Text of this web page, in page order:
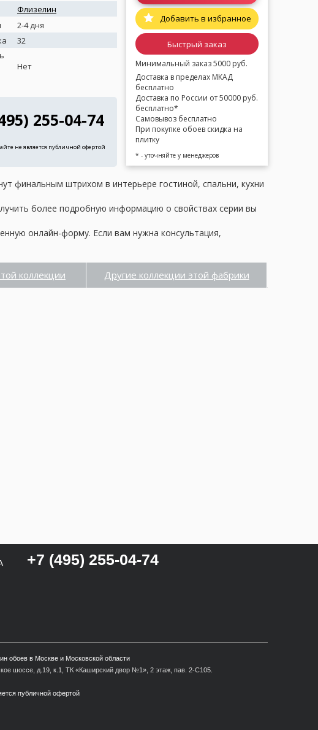
Флизелин
2-4 дня
32
Нет
255-04-74
не является публичной офертой
Добавить в избранное
Быстрый заказ
Минимальный заказ 5000 руб.
Доставка в пределах МКАД
бесплатно
Доставка по России от 50000 руб.
бесплатно*
Самовывоз бесплатно
При покупке обоев скидка на
плитку
* - уточняйте у менеджеров
финальным штрихом в интерьере гостиной, спальни, кухни
более подробную информацию о свойствах серии вы
онлайн-форму. Если вам нужна консультация,
коллекции Другие коллекции этой фабрики
+7 (495) 255-04-74
обоев в Москве и Московской области
шоссе, д.19, к.1, ТК «Каширский двор №1», 2 этаж, пав. 2-С105.
публичной офертой